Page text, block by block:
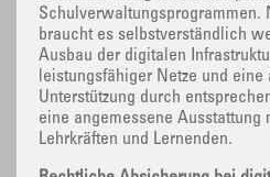
Schulverwaltungsprogrammen.
braucht es selbstverständlich
Ausbau der digitalen
leistungsfähiger Netze und
Unterstützung durch
eine angemessene Ausstattung
Lehrkräften und Lernenden.